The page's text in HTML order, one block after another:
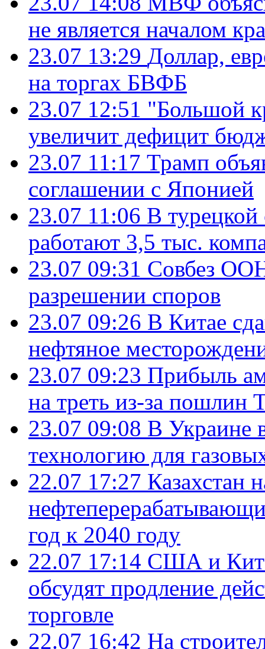
не является началом
23.07 13:29 Доллар,
на торгах БВФБ
23.07 12:51 "Большой
увеличит дефицит
23.07 11:17 Трамп
соглашении с Японией
23.07 11:06 В
работают 3,5 тыс.
23.07 09:31 Совбез
разрешении споров
23.07 09:26 В Китае
нефтяное
23.07 09:23 Прибыль
на треть из-за пошлин
23.07 09:08 В Украине
технологию для
22.07 17:27 Казахстан
год к 2040 году
22.07 17:14 США и
обсудят продление
торговле
22.07 16:42 На